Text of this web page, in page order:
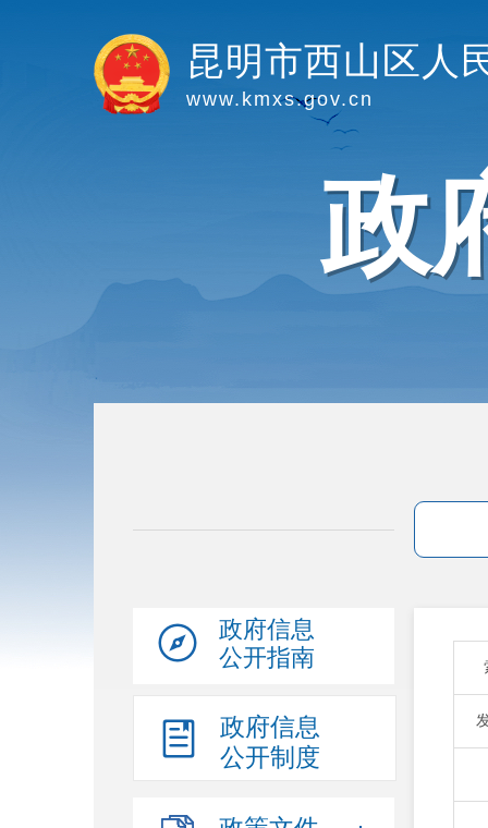
昆明市西山区人
www.kmxs.gov.cn
政
政府信息
公开指南
政府信息
公开制度